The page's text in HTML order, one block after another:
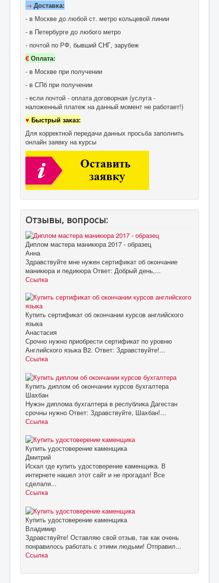
→ Доставка:
- в Москве до любой ст. метро кольцевой линии
- в Петербурге до любого метро
- почтой по РФ, бывший СНГ, зарубеж
€Оплата:
- в Москве при получении
- в СПб при получении
- если почтой - оплата договорная (услуга -
наложенный платеж на данный момент не работает!)
♥ Быстрый заказ:
Для корректной передачи данных просьба заполнить
онлайн заявку на курсы
Отзывы, вопросы:
Диплом мастера маникюра 2017 - образец
Анна
Здравствуйте мне нужен сертификат об окончание
маникюра и педикюра Ответ: Добрый день,...
Ссылка
Купить сертификат об окончании курсов английского
языка
Анастасия
Срочно нужно приобрести сертификат по уровню
Английского языка B2. Ответ: Здравствуйте!...
Ссылка
Купить диплом об окончании курсов бухгалтера
Шахбан
Нужэн диплома бухгалтера в республика Дагестан
срочны нужно Ответ: Здравствуйте, Шахбан!...
Ссылка
Купить удостоверение каменщика
Дмитрий
Искал где купить удостоверение каменщика. В
интернете нашел этот сайт и не прогадал! Все
сделали...
Ссылка
Купить удостоверение каменщика
Владимир
Здравствуйте! Оставляю свой отзыв, так как очень
понравилось работать с этими людьми! Отправил...
Ссылка